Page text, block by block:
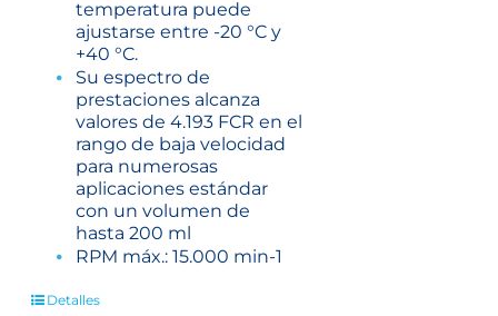
temperatura puede
ajustarse entre -20 °C y
+40 °C.
Su espectro de
prestaciones alcanza
valores de 4.193 FCR en el
rango de baja velocidad
para numerosas
aplicaciones estándar
con un volumen de
hasta 200 ml
RPM máx.: 15.000 min-1
Detalles